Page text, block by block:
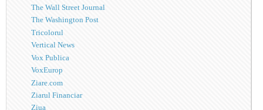
The Wall Street Journal
The Washington Post
Tricolorul
Vertical News
Vox Publica
VoxEurop
Ziare.com
Ziarul Financiar
Ziua